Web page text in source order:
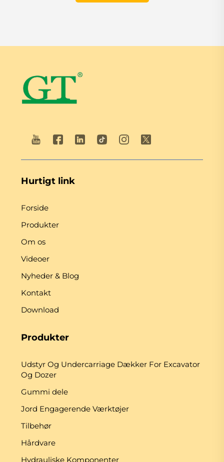
Hurtigt link
Forside
Produkter
Om os
Videoer
Nyheder & Blog
Kontakt
Download
Produkter
Udstyr Og Undercarriage Dækker For Excavator
Og Dozer
Gummi dele
Jord Engagerende Værktøjer
Tilbehør
Hårdvare
Hydrauliske Komponenter